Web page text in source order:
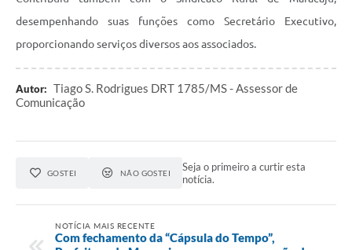
desempenhando suas funções como Secretário Executivo,
proporcionando serviços diversos aos associados.
Autor: Tiago S. Rodrigues DRT 1785/MS - Assessor de
Comunicação
GOSTEI NÃO GOSTEI
Seja o primeiro a curtir esta
notícia.
NOTÍCIA MAIS RECENTE
Com fechamento da “Cápsula do Tempo”,